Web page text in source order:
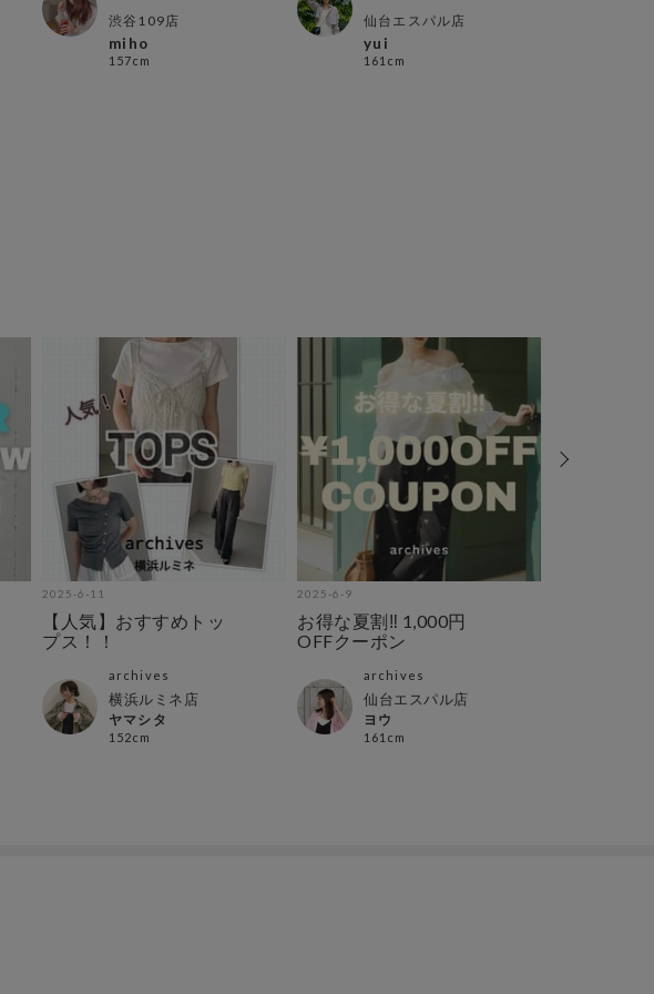
渋谷109店
miho
157cm
仙台エスパル店
yui
161cm
2025-6-11
【人気】おすすめトッ
プス！！
archives
横浜ルミネ店
ヤマシタ
152cm
2025-6-9
お得な夏割‼︎ 1,000円
OFFクーポン
archives
仙台エスパル店
ヨウ
161cm